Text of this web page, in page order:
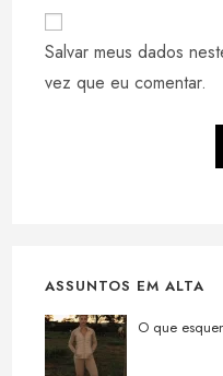
para
comentar
para
comentar
do
seu
site
Salvar meus dados
vez que eu comentar.
ASSUNTOS EM ALTA
O que